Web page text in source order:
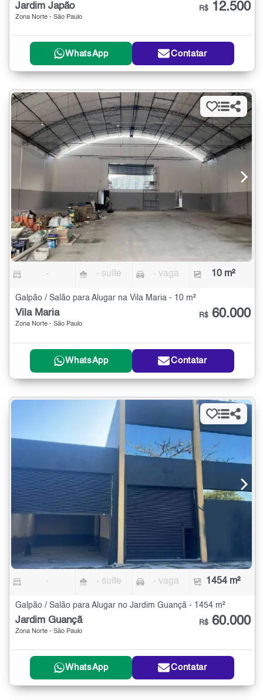
Jardim Japão
Zona Norte - São Paulo
R$ 12.500
WhatsApp Contatar
- - suíte - vaga 10 m²
Galpão / Salão para Alugar na Vila Maria - 10 m²
Vila Maria
Zona Norte - São Paulo
R$ 60.000
WhatsApp Contatar
- - suíte - vaga 1454 m²
Galpão / Salão para Alugar no Jardim Guançã - 1454 m²
Jardim Guançã
Zona Norte - São Paulo
R$ 60.000
WhatsApp Contatar